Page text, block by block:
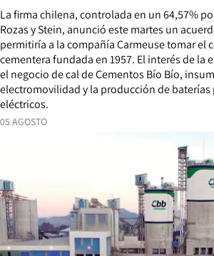
05 AGOSTO
La firma chilena, controlada en un 64,57%
Rozas y Stein, anunció este martes un
permitiría a la compañía Carmeuse tomar el
cementera fundada en 1957. El interés de la
el negocio de cal de Cementos Bío Bío,
electromovilidad y la producción de baterías
eléctricos.